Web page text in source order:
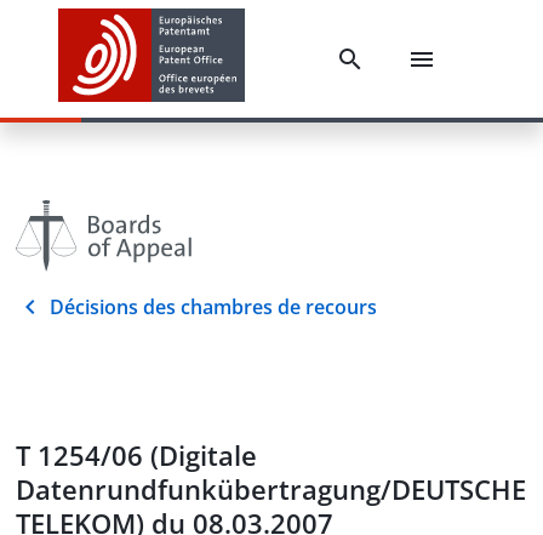
Décisions des chambres de recours
T 1254/06 (Digitale
Datenrundfunkübertragung/DEUTSCHE
TELEKOM) du 08.03.2007